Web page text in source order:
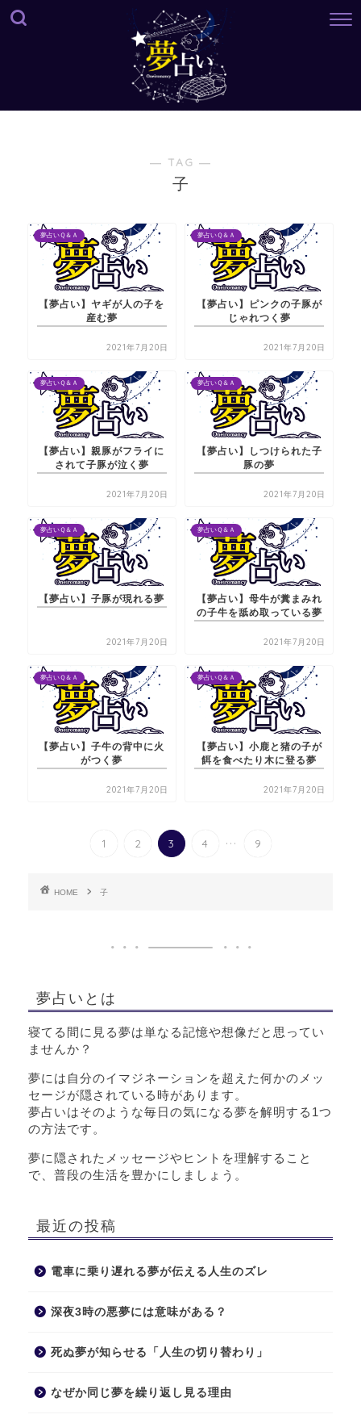
― TAG ―
子
夢占いＱ＆Ａ
【夢占い】ヤギが人の子を
産む夢
2021年7月20日
夢占いＱ＆Ａ
【夢占い】ピンクの子豚が
じゃれつく夢
2021年7月20日
夢占いＱ＆Ａ
【夢占い】親豚がフライに
されて子豚が泣く夢
2021年7月20日
夢占いＱ＆Ａ
【夢占い】しつけられた子
豚の夢
2021年7月20日
夢占いＱ＆Ａ
【夢占い】子豚が現れる夢
2021年7月20日
夢占いＱ＆Ａ
【夢占い】母牛が糞まみれ
の子牛を舐め取っている夢
2021年7月20日
夢占いＱ＆Ａ
【夢占い】子牛の背中に火
がつく夢
2021年7月20日
夢占いＱ＆Ａ
【夢占い】小鹿と猪の子が
餌を食べたり木に登る夢
2021年7月20日
1 2 3 4 ... 9
HOME 子
夢占いとは
寝てる間に見る夢は単なる記憶や想像だと思ってい
ませんか？
夢には自分のイマジネーションを超えた何かのメッ
セージが隠されている時があります。
夢占いはそのような毎日の気になる夢を解明する1つ
の方法です。
夢に隠されたメッセージやヒントを理解すること
で、普段の生活を豊かにしましょう。
最近の投稿
電車に乗り遅れる夢が伝える人生のズレ
深夜3時の悪夢には意味がある？
死ぬ夢が知らせる「人生の切り替わり」
なぜか同じ夢を繰り返し見る理由